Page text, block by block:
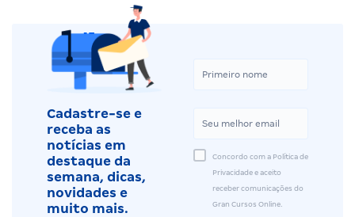
Cadastre-se e
receba as
notícias em
destaque da
semana, dicas,
novidades e
muito mais.
Concordo com a Política de
Privacidade e aceito
receber comunicações do
Gran Cursos Online.